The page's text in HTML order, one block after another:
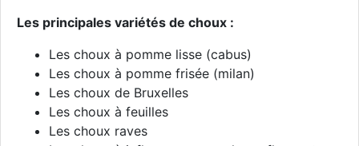
Les principales variétés de choux :
Les choux à pomme lisse (cabus)
Les choux à pomme frisée (milan)
Les choux de Bruxelles
Les choux à feuilles
Les choux raves